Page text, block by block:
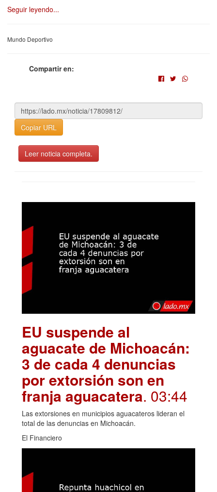
Seguir leyendo...
Mundo Deportivo
Compartir en:
Copiar URL
Leer noticia completa.
EU suspende al
aguacate de Michoacán:
3 de cada 4 denuncias
por extorsión son en
franja aguacatera. 03:44
Las extorsiones en municipios aguacateros lideran el
total de las denuncias en Michoacán.
El Financiero